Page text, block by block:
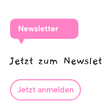
Newsletter
Jetzt zum
Jetzt anmelden